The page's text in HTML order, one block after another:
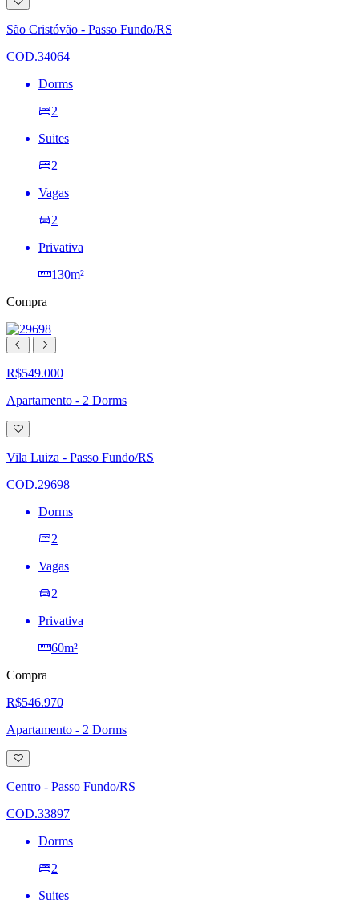
à
lista
de
São Cristóvão - Passo Fundo/RS
COD.34064
Dorms
2
Suites
2
Vagas
2
Privativa
130m²
Compra
R$549.000
Apartamento - 2 Dorms
Adicionar
à
lista
de
Vila Luiza - Passo Fundo/RS
COD.29698
Dorms
2
Vagas
2
Privativa
60m²
Compra
R$546.970
Apartamento - 2 Dorms
Adicionar
à
lista
de
Centro - Passo Fundo/RS
COD.33897
Dorms
2
Suites